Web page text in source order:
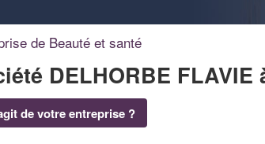
de Beauté et santé
DELHORBE FLAVIE
de votre entreprise ?